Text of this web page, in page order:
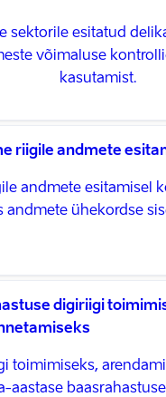
sektorile esitatud
võimaluse
kasutamist.
riigile andmete
andmete esitamisel
andmete ühekordse
digiriigi
toimimiseks,
aastase